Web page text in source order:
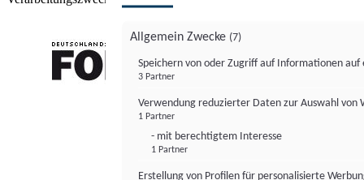
Allgemein Zwecke (7)
Speichern von oder Zugriff auf Informationen auf
3 Partner
Verwendung reduzierter Daten zur Auswahl von
1 Partner
- mit berechtigtem Interesse
1 Partner
Erstellung von Profilen für personalisierte
FONDS professionell